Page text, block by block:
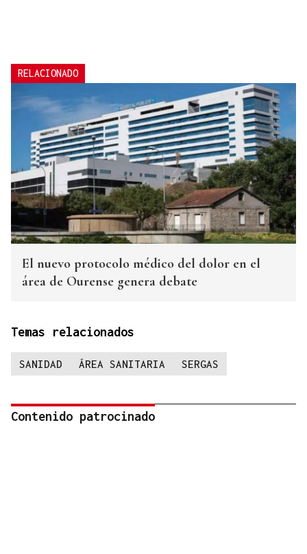
RELACIONADO
El nuevo protocolo médico del dolor en el
área de Ourense genera debate
Temas relacionados
SANIDAD ÁREA SANITARIA SERGAS
Contenido patrocinado